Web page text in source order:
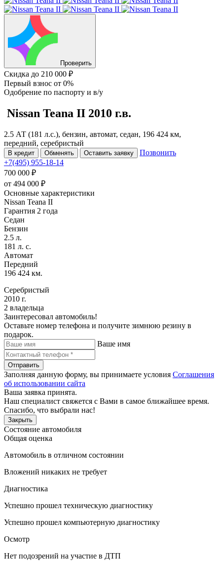
Проверить
Скидка до 210 000 ₽
Первый взнос от 0%
Одобрение по паспорту и в/у
Nissan Teana II 2010 г.в.
2.5 АТ (181 л.с.), бензин, автомат, седан, 196 424 км,
передний, серебристый
В кредит Обменять Оставить заявку
Позвонить
+7(495) 955-18-14
700 000 ₽
от 494 000 ₽
Основные характеристики
Nissan Teana II
Гарантия 2 года
Седан
Бензин
2.5 л.
181 л. с.
Автомат
Передний
196 424 км.
Серебристый
2010 г.
2 владельца
Заинтересовал автомобиль!
Оставьте номер телефона и получите зимнюю резину в
подарок.
Ваше имя
Отправить
Заполняя данную форму, вы принимаете условия Соглашения
об использовании сайта
Ваша заявка принята.
Наш специалист свяжется с Вами в самое ближайшее время.
Спасибо, что выбрали нас!
Закрыть
Состояние автомобиля
Общая оценка
Автомобиль в отличном состоянии
Вложений никаких не требует
Диагностика
Успешно прошел техническую диагностику
Успешно прошел компьютерную диагностику
Осмотр
Нет подозрений на участие в ДТП